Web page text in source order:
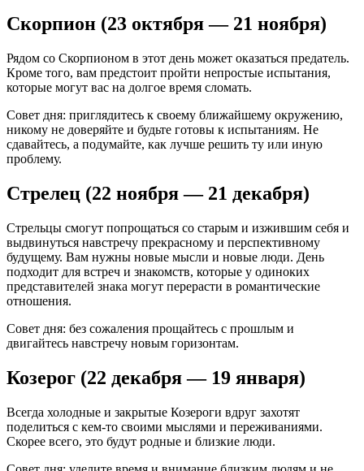
Скорпион (23 октября — 21 ноября)
Рядом со Скорпионом в этот день может оказаться предатель.
Кроме того, вам предстоит пройти непростые испытания,
которые могут вас на долгое время сломать.
Совет дня: приглядитесь к своему ближайшему окружению,
никому не доверяйте и будьте готовы к испытаниям. Не
сдавайтесь, а подумайте, как лучше решить ту или иную
проблему.
Стрелец (22 ноября — 21 декабря)
Стрельцы смогут попрощаться со старым и изжившим себя и
выдвинуться навстречу прекрасному и перспективному
будущему. Вам нужны новые мысли и новые люди. День
подходит для встреч и знакомств, которые у одиноких
представителей знака могут перерасти в романтические
отношения.
Совет дня: без сожаления прощайтесь с прошлым и
двигайтесь навстречу новым горизонтам.
Козерог (22 декабря — 19 января)
Всегда холодные и закрытые Козероги вдруг захотят
поделиться с кем-то своими мыслями и переживаниями.
Скорее всего, это будут родные и близкие люди.